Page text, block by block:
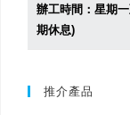
辦工時間：星期
期休息)
推介產品